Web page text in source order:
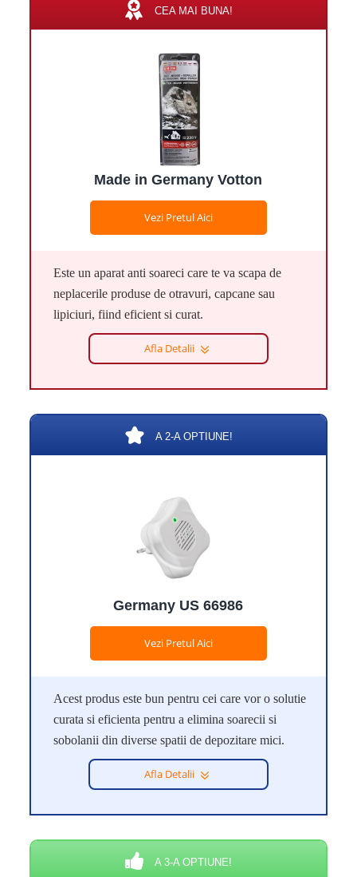
CEA MAI BUNA!
Made in Germany Votton
Vezi Pretul Aici
Este un aparat anti soareci care te va scapa de
neplacerile produse de otravuri, capcane sau
lipiciuri, fiind eficient si curat.
Afla Detalii
A 2-A OPTIUNE!
Germany US 66986
Vezi Pretul Aici
Acest produs este bun pentru cei care vor o solutie
curata si eficienta pentru a elimina soarecii si
sobolanii din diverse spatii de depozitare mici.
Afla Detalii
A 3-A OPTIUNE!